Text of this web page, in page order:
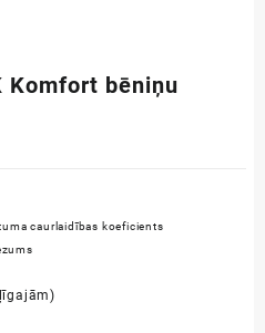
Komfort bēniņu
caurlaidības koeficients